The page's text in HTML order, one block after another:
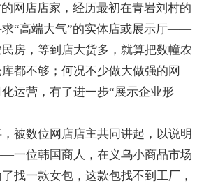
店店家，经历最初在青岩刘村的
求“高端大气”的实体店或展示厅——
房，等到店大货多，就算把数幢农
都不够；何况不少做大做强的网
运营，有了进一步“展示企业形
数位网店店主共同讲起，以说明
一位韩国商人，在义乌小商品市场
找一款女包，这款包找不到工厂，